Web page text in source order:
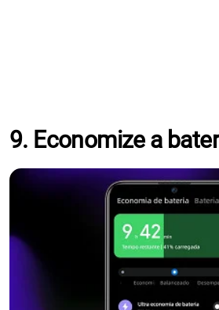
9. Economize a